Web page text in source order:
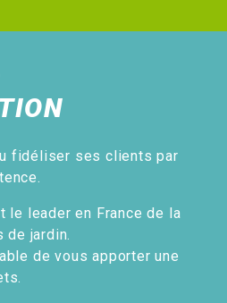
fidéliser ses clients par
le leader en France de la
jardin.
de vous apporter une